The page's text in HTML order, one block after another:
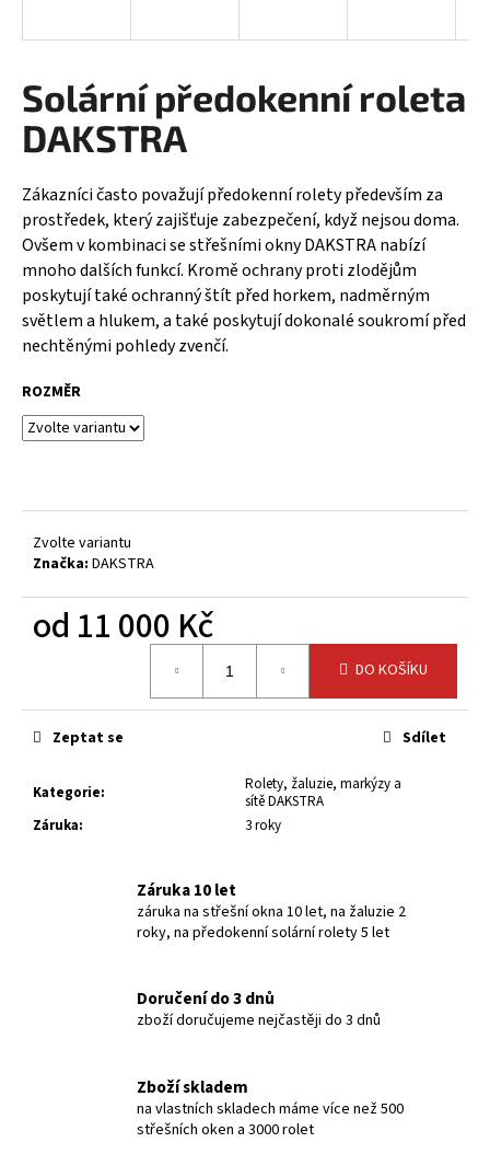
Solární předokenní roleta
DAKSTRA
Zákazníci často považují předokenní rolety především za
prostředek, který zajišťuje zabezpečení, když nejsou doma.
Ovšem v kombinaci se střešními okny DAKSTRA nabízí
mnoho dalších funkcí. Kromě ochrany proti zlodějům
poskytují také ochranný štít před horkem, nadměrným
světlem a hlukem, a také poskytují dokonalé soukromí před
nechtěnými pohledy zvenčí.
ROZMĚR
Zvolte variantu
Značka: DAKSTRA
od 11 000 Kč
DO KOŠÍKU
Kategorie:
Rolety, žaluzie, markýzy a
sítě DAKSTRA
Záruka: 3 roky
Zeptat se Sdílet
Záruka 10 let
záruka na střešní okna 10 let, na žaluzie 2
roky, na předokenní solární rolety 5 let
Doručení do 3 dnů
zboží doručujeme nejčastěji do 3 dnů
Zboží skladem
na vlastních skladech máme více než 500
střešních oken a 3000 rolet
í
t
?
HLEDAT
D
p
o
r
u
m